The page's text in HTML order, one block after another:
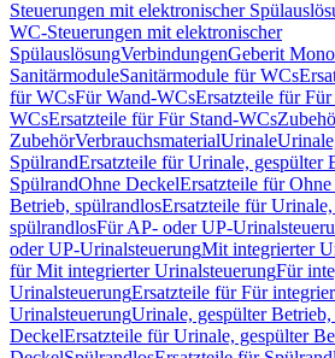
Steuerungen mit elektronischer
WC-Steuerungen mit elektronischer
SpülauslösungVerbindungenGeberit
SanitärmoduleSanitärmodule für WCs
für WCsFür Wand-WCsErsatzteile für
WCsErsatzteile für Für Stand-WCs
ZubehörVerbrauchsmaterialUrinale
SpülrandErsatzteile für Urinale, gespülter
SpülrandOhne DeckelErsatzteile für
Betrieb, spülrandlosErsatzteile für
spülrandlosFür AP- oder UP-
oder UP-UrinalsteuerungMit integrierter
für Mit integrierter UrinalsteuerungFür
UrinalsteuerungErsatzteile für Für
UrinalsteuerungUrinale, gespülter
DeckelErsatzteile für Urinale, gespülter